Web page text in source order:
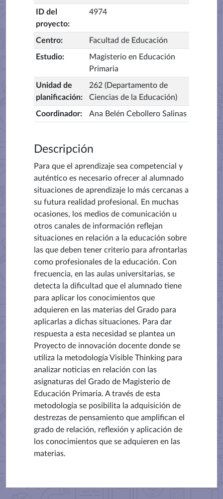
ID del
proyecto:
4974
Centro: Facultad de Educación
Estudio:
Magisterio en Educación
Primaria
Unidad de
planificación:
262 (Departamento de
Ciencias de la Educación)
Coordinador: Ana Belén Cebollero Salinas
Descripción
Para que el aprendizaje sea competencial y
auténtico es necesario ofrecer al alumnado
situaciones de aprendizaje lo más cercanas a
su futura realidad profesional. En muchas
ocasiones, los medios de comunicación u
otros canales de información reflejan
situaciones en relación a la educación sobre
las que deben tener criterio para afrontarlas
como profesionales de la educación. Con
frecuencia, en las aulas universitarias, se
detecta la dificultad que el alumnado tiene
para aplicar los conocimientos que
adquieren en las materias del Grado para
aplicarlas a dichas situaciones. Para dar
respuesta a esta necesidad se plantea un
Proyecto de innovación docente donde se
utiliza la metodología Visible Thinking para
analizar noticias en relación con las
asignaturas del Grado de Magisterio de
Educación Primaria. A través de esta
metodología se posibilita la adquisición de
destrezas de pensamiento que amplifican el
grado de relación, reflexión y aplicación de
los conocimientos que se adquieren en las
materias.